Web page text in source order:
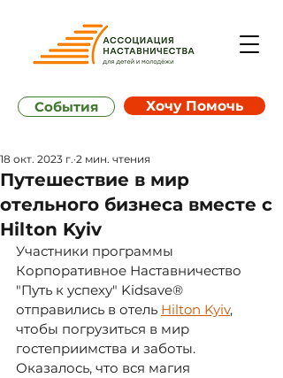
Хочу Помочь
События
Путешествие в мир
отельного бизнеса вместе с
Hilton Kyiv
18 окт. 2023 г. 2 мин. чтения
Участники программы
Корпоративное Наставничество
"Путь к успеху" Kidsave®
отправились в отель Hilton Kyiv,
чтобы погрузиться в мир
гостеприимства и заботы.
Оказалось, что вся магия